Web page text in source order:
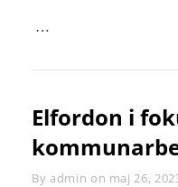
…
Elfordon i
By Byline
admin on maj 26,